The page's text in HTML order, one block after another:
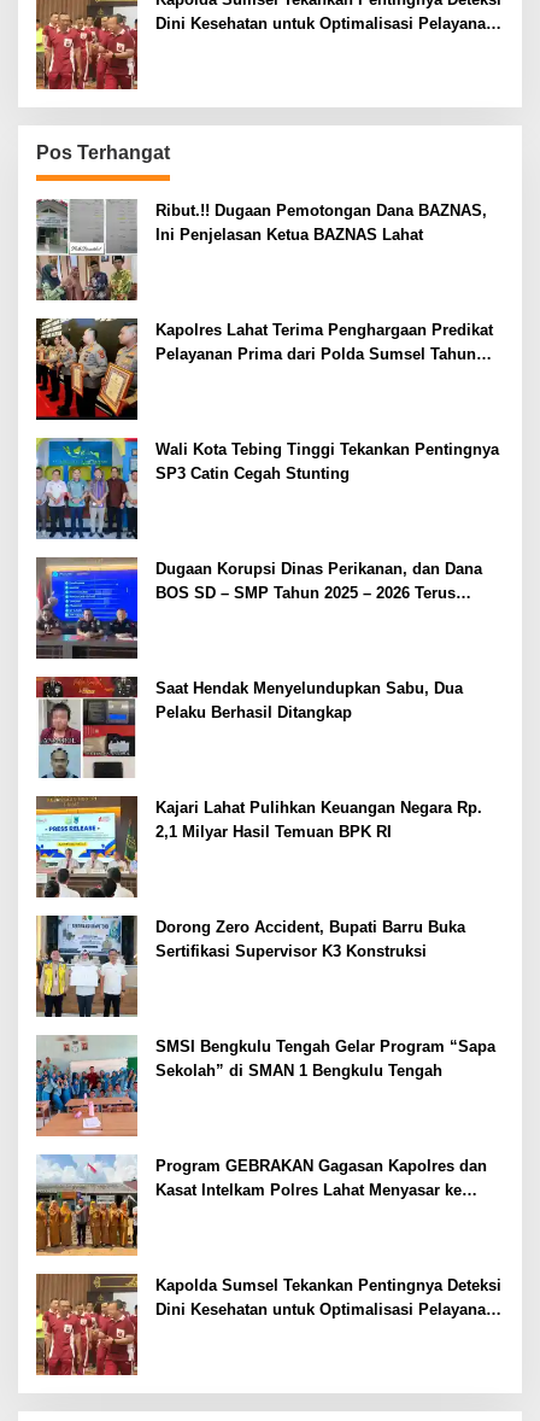
Dini Kesehatan untuk Optimalisasi Pelayanan
Pos Terhangat
Ribut.!! Dugaan Pemotongan Dana BAZNAS,
Ini Penjelasan Ketua BAZNAS Lahat
Kapolres Lahat Terima Penghargaan Predikat
Pelayanan Prima dari Polda Sumsel Tahun
Wali Kota Tebing Tinggi Tekankan Pentingnya
SP3 Catin Cegah Stunting
Dugaan Korupsi Dinas Perikanan, dan Dana
BOS SD – SMP Tahun 2025 – 2026 Terus
Saat Hendak Menyelundupkan Sabu, Dua
Pelaku Berhasil Ditangkap
Kajari Lahat Pulihkan Keuangan Negara Rp.
2,1 Milyar Hasil Temuan BPK RI
Dorong Zero Accident, Bupati Barru Buka
Sertifikasi Supervisor K3 Konstruksi
SMSI Bengkulu Tengah Gelar Program “Sapa
Sekolah” di SMAN 1 Bengkulu Tengah
Program GEBRAKAN Gagasan Kapolres dan
Kasat Intelkam Polres Lahat Menyasar ke
Kapolda Sumsel Tekankan Pentingnya Deteksi
Dini Kesehatan untuk Optimalisasi Pelayanan